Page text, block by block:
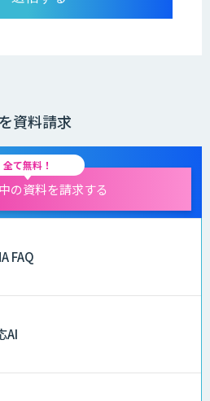
資料請求
全て無料！
の資料を請求する
FAQ
AI